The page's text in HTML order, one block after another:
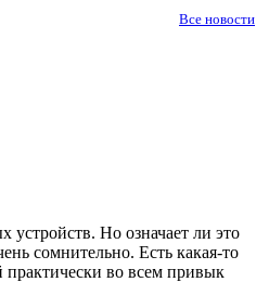
Все новости
Но означает ли это
сомнительно. Есть какая-то
практически во всем привык